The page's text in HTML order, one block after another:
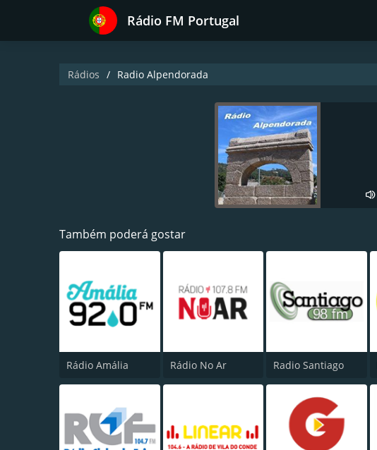
Rádio FM Portugal
Rádios Radio Alpendorada
Também poderá gostar
Rádio Amália Rádio No Ar Radio Santiago